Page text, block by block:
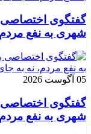
گفتگوی اختصاصی
شهری به نفع
05 آگوست 2026
گفتگوی اختصاصی
شهری به نفع